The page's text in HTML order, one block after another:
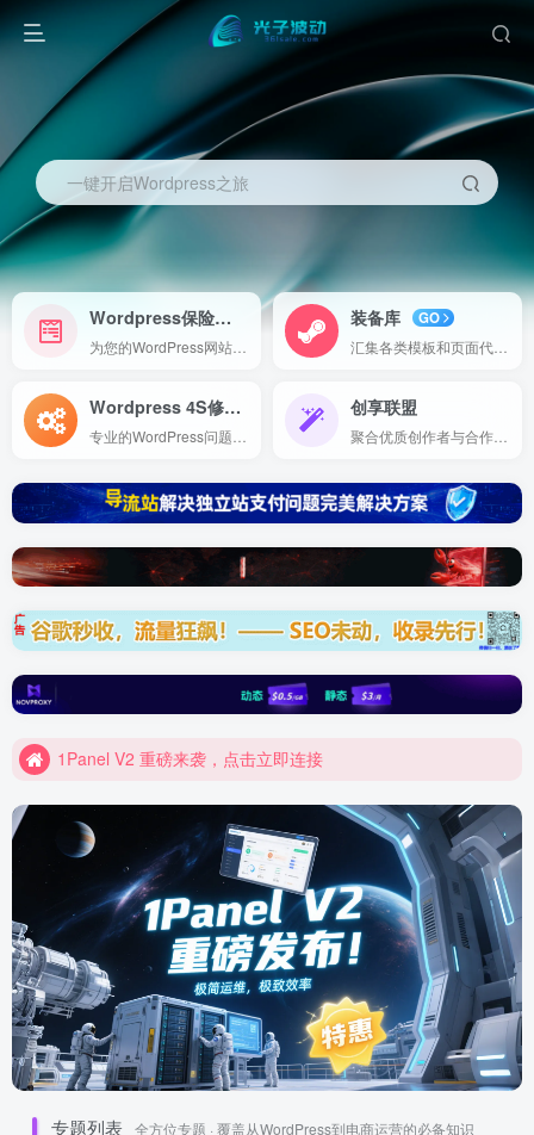
一键开启Wordpress之旅
Wordpress保险NEW
装备库
GO
Wordpress 4S修理 创享联盟
Elementor 模板资源装备库
1Panel V2 重磅来袭，点击立即连接
Elementor 模板资源装备库
1Panel V2 重磅来袭，点击立即连接
专题列表 全方位专题 · 覆盖从WordPress到电商运营的必备知识